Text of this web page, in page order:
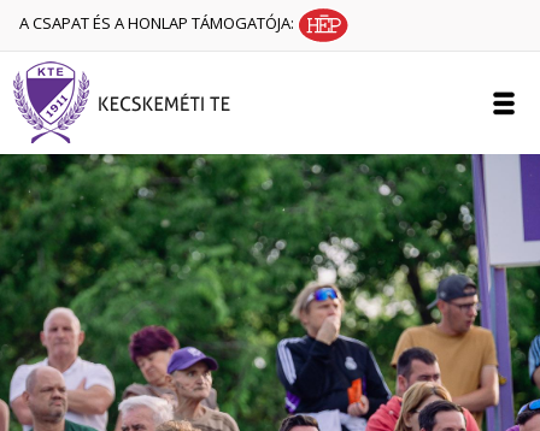
A CSAPAT ÉS A HONLAP TÁMOGATÓJA: